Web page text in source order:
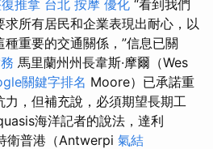
推拿 台北 按摩 優化 “看到我們
所有居民和企業表現出耐心，以
重要的交通關係，”信息已關
馬里蘭州州長韋斯·摩爾（Wes
關鍵字排名 Moore）已承諾重
，但補充說，必須期望長期工
海洋記者的說法，達利
衛普港（Antwerpi 氣結